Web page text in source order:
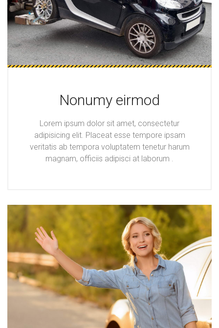
Nonumy eirmod
Lorem ipsum dolor sit amet, consectetur
adipisicing elit. Placeat esse tempore ipsam
veritatis ab tempora voluptatem tenetur harum
magnam, officiis adipisci at laborum .